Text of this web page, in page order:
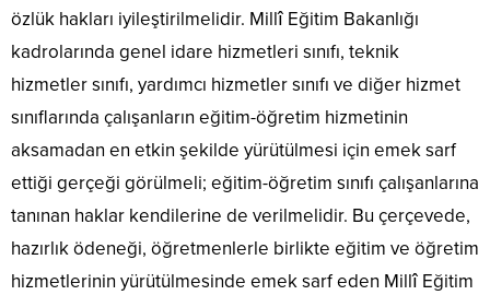
özlük hakları iyileştirilmelidir. Millî Eğitim Bakanlığı
kadrolarında genel idare hizmetleri sınıfı, teknik
hizmetler sınıfı, yardımcı hizmetler sınıfı ve diğer hizmet
sınıflarında çalışanların eğitim-öğretim hizmetinin
aksamadan en etkin şekilde yürütülmesi için emek sarf
ettiği gerçeği görülmeli; eğitim-öğretim sınıfı çalışanlarına
tanınan haklar kendilerine de verilmelidir. Bu çerçevede,
hazırlık ödeneği, öğretmenlerle birlikte eğitim ve öğretim
hizmetlerinin yürütülmesinde emek sarf eden Millî Eğitim